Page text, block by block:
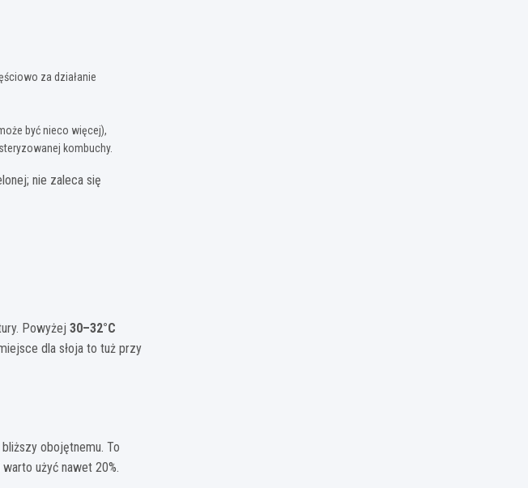
za działanie
być nieco więcej),
kombuchy.
nie zaleca się
Powyżej 30–32°C
dla słoja to tuż przy
obojętnemu. To
użyć nawet 20%.